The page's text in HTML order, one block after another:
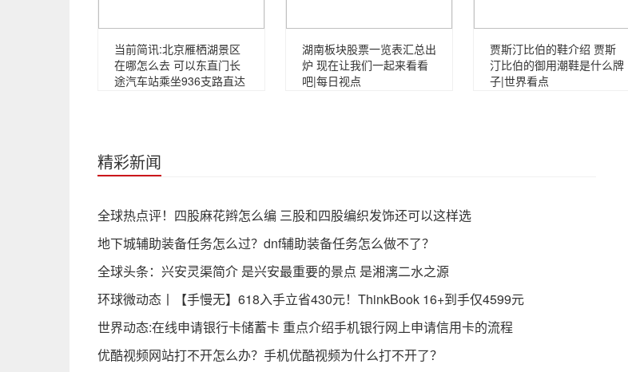
当前简讯:北京雁栖湖景区
在哪怎么去 可以东直门长
途汽车站乘坐936支路直达
湖南板块股票一览表汇总出
炉 现在让我们一起来看看
吧|每日视点
贾斯汀比伯的鞋介绍 贾斯
汀比伯的御用潮鞋是什么牌
子|世界看点
精彩新闻
全球热点评！四股麻花辫怎么编 三股和四股编织发饰还可以这样选
地下城辅助装备任务怎么过？dnf辅助装备任务怎么做不了？
全球头条：兴安灵渠简介 是兴安最重要的景点 是湘漓二水之源
环球微动态丨【手慢无】618入手立省430元！ThinkBook 16+到手仅4599元
世界动态:在线申请银行卡储蓄卡 重点介绍手机银行网上申请信用卡的流程
优酷视频网站打不开怎么办？手机优酷视频为什么打不开了？